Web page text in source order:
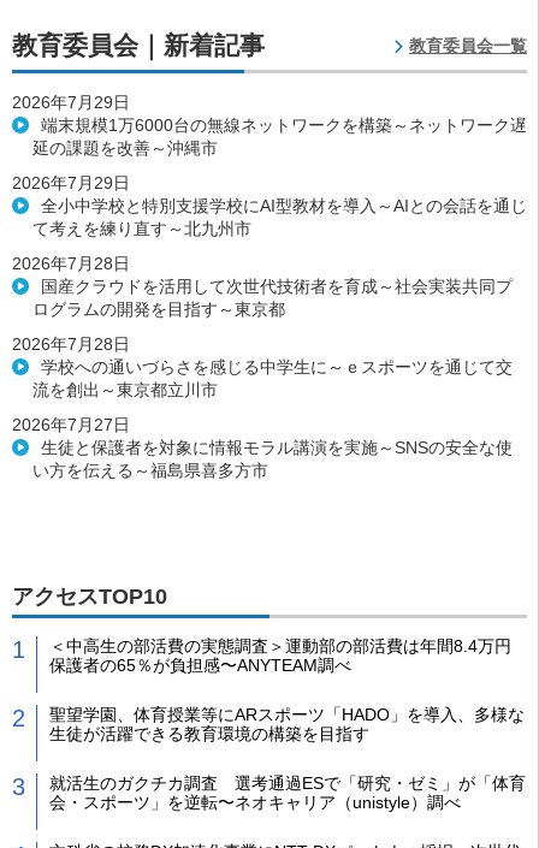
教育委員会｜新着記事 教育委員会一覧
2026年7月29日
端末規模1万6000台の無線ネットワークを構築～ネットワーク遅
延の課題を改善～沖縄市
2026年7月29日
全小中学校と特別支援学校にAI型教材を導入～AIとの会話を通じ
て考えを練り直す～北九州市
2026年7月28日
国産クラウドを活用して次世代技術者を育成～社会実装共同プ
ログラムの開発を目指す～東京都
2026年7月28日
学校への通いづらさを感じる中学生に～ｅスポーツを通じて交
流を創出～東京都立川市
2026年7月27日
生徒と保護者を対象に情報モラル講演を実施～SNSの安全な使
い方を伝える～福島県喜多方市
アクセスTOP10
＜中高生の部活費の実態調査＞運動部の部活費は年間8.4万円
保護者の65％が負担感〜ANYTEAM調べ
聖望学園、体育授業等にARスポーツ「HADO」を導入、多様な
生徒が活躍できる教育環境の構築を目指す
就活生のガクチカ調査 選考通過ESで「研究・ゼミ」が「体育
会・スポーツ」を逆転〜ネオキャリア（unistyle）調べ